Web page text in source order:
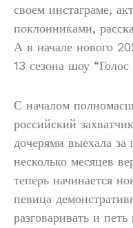
своем инстаграме,
поклонниками,
А в начале нового
13 сезона шоу “Голос
С началом
российский
дочерями выехала за
несколько месяцев
теперь начинается
певица
разговаривать и